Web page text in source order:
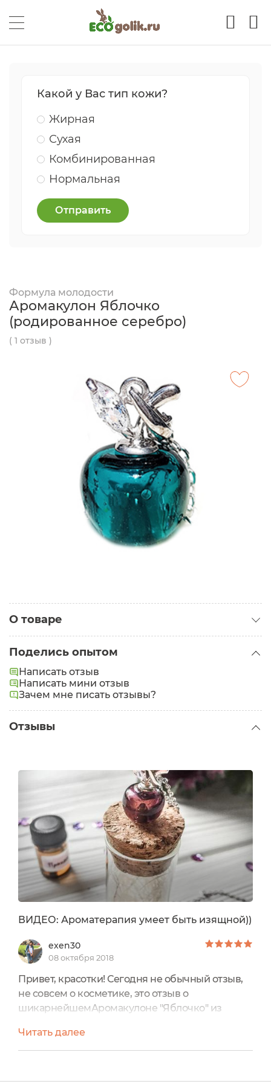
Какой у Вас тип кожи?
Жирная
Сухая
Комбинированная
Нормальная
Отправить
Формула молодости
Аромакулон Яблочко
(родированное серебро)
( 1 отзыв )
О товаре
Поделись опытом
Написать отзыв
Написать мини отзыв
Зачем мне писать отзывы?
Отзывы
ВИДЕО: Ароматерапия умеет быть изящной))
exen30
08 октября 2018
Привет, красотки! Сегодня не обычный отзыв,
не совсем о косметике, это отзыв о
шикарнейшемАромакулоне "Яблочко" из
от ТМ Формула молодости.размеры - 10х12 мм,
родированное серебро 925 пробы, цена
бергамот, лимон, грейпфрут, апельсин, иланг-
Читать далее